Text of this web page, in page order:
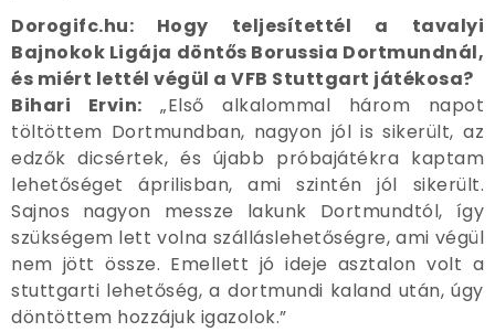
Dorogifc.hu: Hogy teljesítettél a tavalyi
Bajnokok Ligája döntős Borussia Dortmundnál,
és miért lettél végül a VFB Stuttgart játékosa?
Bihari Ervin: „Első alkalommal három napot
töltöttem Dortmundban, nagyon jól is sikerült, az
edzők dicsértek, és újabb próbajátékra kaptam
lehetőséget áprilisban, ami szintén jól sikerült.
Sajnos nagyon messze lakunk Dortmundtól, így
szükségem lett volna szálláslehetőségre, ami végül
nem jött össze. Emellett jó ideje asztalon volt a
stuttgarti lehetőség, a dortmundi kaland után, úgy
döntöttem hozzájuk igazolok.”